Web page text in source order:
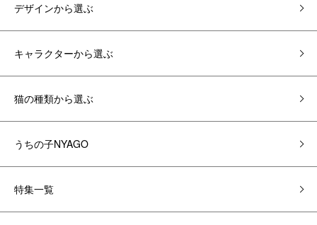
デザインから選ぶ
キャラクターから選ぶ
猫の種類から選ぶ
うちの子NYAGO
特集一覧